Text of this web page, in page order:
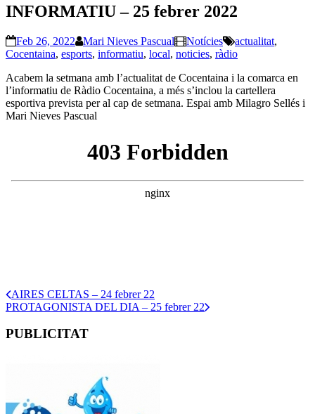
INFORMATIU – 25 febrer 2022
Feb 26, 2022 Mari Nieves Pascual Notícies actualitat,
Cocentaina, esports, informatiu, local, noticies, ràdio
Acabem la setmana amb l’actualitat de Cocentaina i la comarca en
l’informatiu de Ràdio Cocentaina, a més s’inclou la cartellera
esportiva prevista per al cap de setmana. Espai amb Milagro Sellés i
Mari Nieves Pascual
AIRES CELTAS – 24 febrer 22
PROTAGONISTA DEL DIA – 25 febrer 22
PUBLICITAT